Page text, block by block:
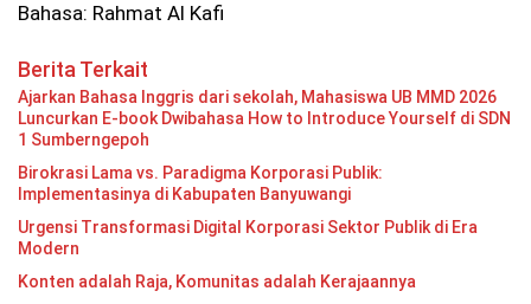
Bahasa: Rahmat Al Kafi
Berita Terkait
Ajarkan Bahasa Inggris dari sekolah, Mahasiswa UB MMD 2026
Luncurkan E-book Dwibahasa How to Introduce Yourself di SDN
1 Sumberngepoh
Birokrasi Lama vs. Paradigma Korporasi Publik:
Implementasinya di Kabupaten Banyuwangi
Urgensi Transformasi Digital Korporasi Sektor Publik di Era
Modern
Konten adalah Raja, Komunitas adalah Kerajaannya